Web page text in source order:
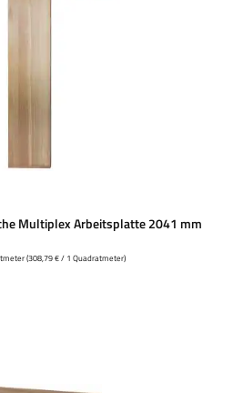
Multiplex Arbeitsplatte 2041 mm
(308,79 € / 1 Quadratmeter)